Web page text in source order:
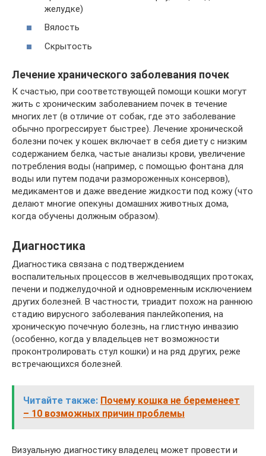
желудке)
Вялость
Скрытость
Лечение хранического заболевания почек
К счастью, при соответствующей помощи кошки могут
жить с хроническим заболеванием почек в течение
многих лет (в отличие от собак, где это заболевание
обычно прогрессирует быстрее). Лечение хронической
болезни почек у кошек включает в себя диету с низким
содержанием белка, частые анализы крови, увеличение
потребления воды (например, с помощью фонтана для
воды или путем подачи размороженных консервов),
медикаментов и даже введение жидкости под кожу (что
делают многие опекуны домашних животных дома,
когда обучены должным образом).
Диагностика
Диагностика связана с подтверждением
воспалительных процессов в желчевыводящих протоках,
печени и поджелудочной и одновременным исключением
других болезней. В частности, триадит похож на раннюю
стадию вирусного заболевания панлейкопения, на
хроническую почечную болезнь, на глистную инвазию
(особенно, когда у владельцев нет возможности
проконтролировать стул кошки) и на ряд других, реже
встречающихся болезней.
Читайте также: Почему кошка не беременеет
– 10 возможных причин проблемы
Визуальную диагностику владелец может провести и